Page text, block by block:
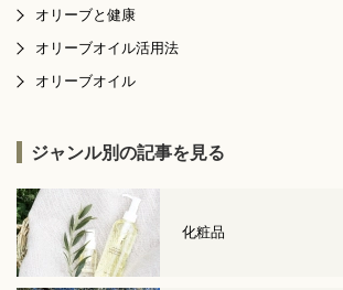
オリーブと健康
オリーブオイル活用法
オリーブオイル
ジャンル別の記事を見る
化粧品